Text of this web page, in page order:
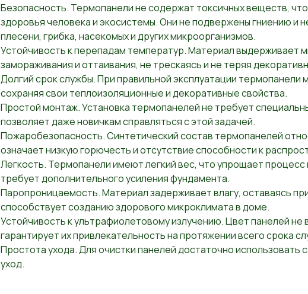
Безопасность. Термопанели не содержат токсичных веществ,
здоровья человека и экосистемы. Они не подвержены гниению и
плесени, грибка, насекомых и других микроорганизмов.
Устойчивость к перепадам температур. Материал выдерживает
замораживания и оттаивания, не трескаясь и не теряя
Долгий срок службы. При правильной эксплуатации термопанели
сохраняя свои теплоизоляционные и декоративные свойства.
Простой монтаж. Установка термопанелей не требует
позволяет даже новичкам справляться с этой задачей.
Пожаробезопасность. Синтетический состав термопанелей
означает низкую горючесть и отсутствие способности к
Легкость. Термопанели имеют легкий вес, что упрощает процесс
требует дополнительного усиления фундамента.
Паропроницаемость. Материал задерживает влагу, оставаясь
способствует созданию здорового микроклимата в доме.
Устойчивость к ультрафиолетовому излучению. Цвет панелей не
гарантирует их привлекательность на протяжении всего срока
Простота ухода. Для очистки панелей достаточно использовать
уход.